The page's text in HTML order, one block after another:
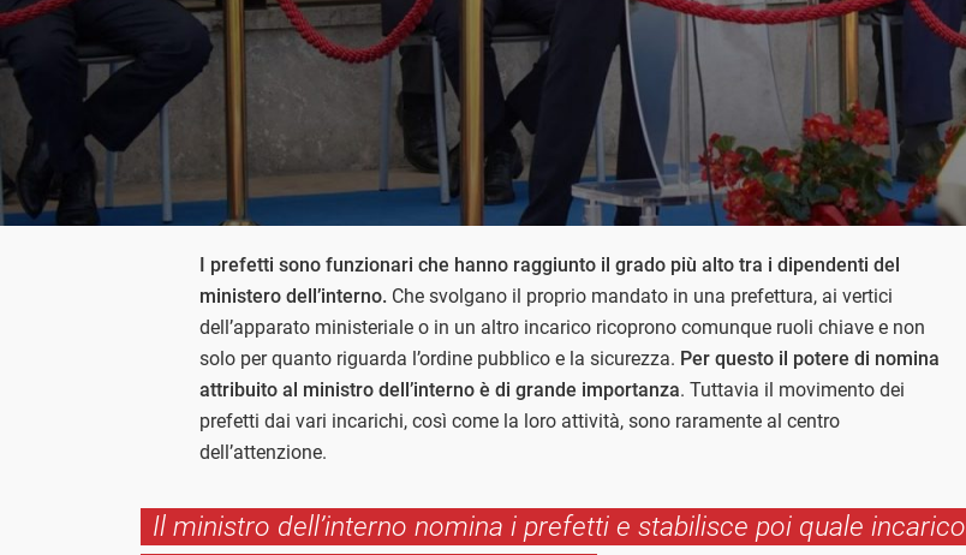
I prefetti sono funzionari che hanno raggiunto il grado più alto tra i dipendenti del
ministero dell’interno. Che svolgano il proprio mandato in una prefettura, ai vertici
dell’apparato ministeriale o in un altro incarico ricoprono comunque ruoli chiave e non
solo per quanto riguarda l’ordine pubblico e la sicurezza. Per questo il potere di nomina
attribuito al ministro dell’interno è di grande importanza. Tuttavia il movimento dei
prefetti dai vari incarichi, così come la loro attività, sono raramente al centro
dell’attenzione.
Il ministro dell’interno nomina i prefetti e stabilisce poi quale incarico